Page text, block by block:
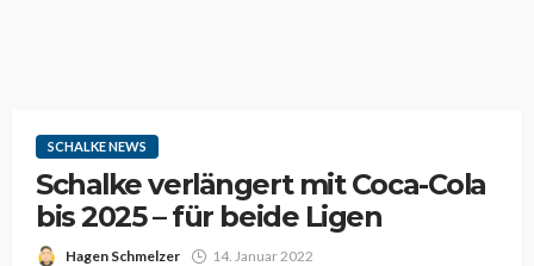
SCHALKE NEWS
Schalke verlängert mit Coca-Cola
bis 2025 – für beide Ligen
Hagen Schmelzer 14. Januar 2022